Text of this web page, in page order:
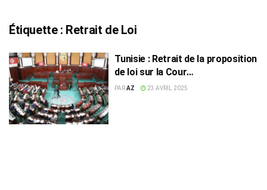
Étiquette : Retrait de Loi
Tunisie : Retrait de la proposition
de loi sur la Cour
constitutionnelle
PARAZ 23 AVRIL 2025